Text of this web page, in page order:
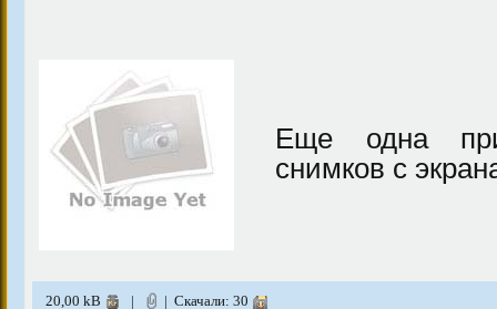
Еще одна
снимков с
20,00 kB | | Скачали: 30